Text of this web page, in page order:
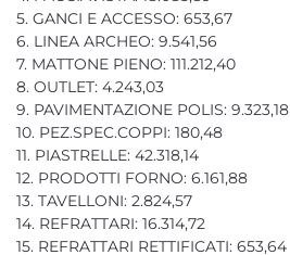
5. GANCI E ACCESSO: 653,67
6. LINEA ARCHEO: 9.541,56
7. MATTONE PIENO: 111.212,40
8. OUTLET: 4.243,03
9. PAVIMENTAZIONE POLIS: 9.323,18
10. PEZ.SPEC.COPPI: 180,48
11. PIASTRELLE: 42.318,14
12. PRODOTTI FORNO: 6.161,88
13. TAVELLONI: 2.824,57
14. REFRATTARI: 16.314,72
15. REFRATTARI RETTIFICATI: 653,64